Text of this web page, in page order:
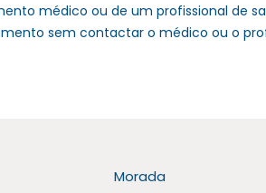
médico ou de um profissional de
sem contactar o médico ou o
Morada